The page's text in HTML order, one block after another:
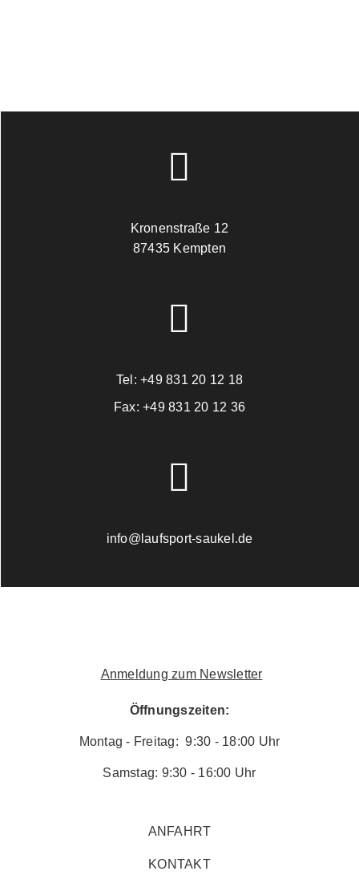
Kronenstraße 12
87435 Kempten
Tel: +49 831 20 12 18
Fax: +49 831 20 12 36
info@laufsport-saukel.de
Anmeldung zum Newsletter
Öffnungszeiten:
Montag - Freitag: 9:30 - 18:00 Uhr
Samstag: 9:30 - 16:00 Uhr
ANFAHRT
KONTAKT